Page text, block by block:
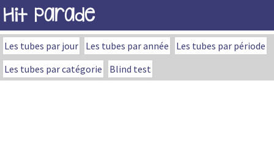
Hit Parade
Les tubes par jour Les tubes par année
Les tubes par période
Les tubes par catégorie
Blind test